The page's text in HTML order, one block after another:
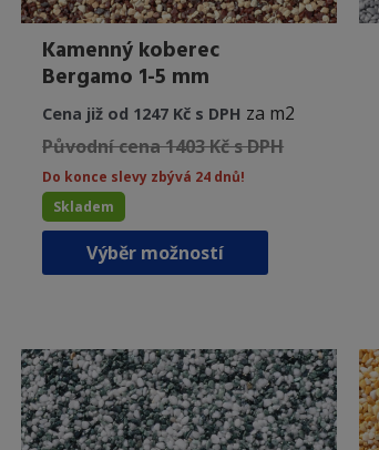
Kamenný koberec
Bergamo 1-5 mm
Cena již od 1247 Kč s DPH za m2
Původní cena 1403 Kč s DPH
Do konce slevy zbývá 24 dnů!
Skladem
Výběr možností
Tento
variant.
Možnosti
lze
vybrat